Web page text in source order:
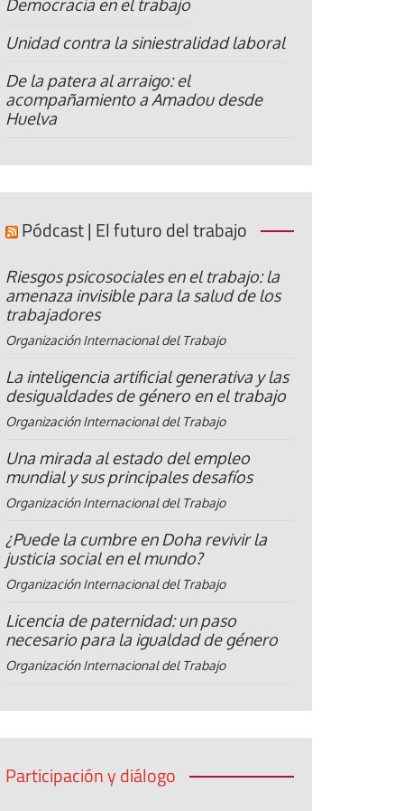
Democracia en el trabajo
Unidad contra la siniestralidad laboral
De la patera al arraigo: el
acompañamiento a Amadou desde
Huelva
Pódcast | El futuro del trabajo
Riesgos psicosociales en el trabajo: la
amenaza invisible para la salud de los
trabajadores
Organización Internacional del Trabajo
La inteligencia artificial generativa y las
desigualdades de género en el trabajo
Organización Internacional del Trabajo
Una mirada al estado del empleo
mundial y sus principales desafíos
Organización Internacional del Trabajo
¿Puede la cumbre en Doha revivir la
justicia social en el mundo?
Organización Internacional del Trabajo
Licencia de paternidad: un paso
necesario para la igualdad de género
Organización Internacional del Trabajo
Participación y diálogo